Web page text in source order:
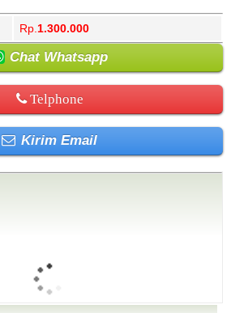
Rp. 1.300.000
Chat Whatsapp
Telphone
Kirim Email